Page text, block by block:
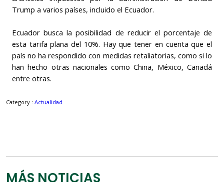
Trump a varios países, incluido el Ecuador.
Ecuador busca la posibilidad de reducir el porcentaje de
esta tarifa plana del 10%. Hay que tener en cuenta que el
país no ha respondido con medidas retaliatorias, como si lo
han hecho otras nacionales como China, México, Canadá
entre otras.
Category : Actualidad
MÁS NOTICIAS